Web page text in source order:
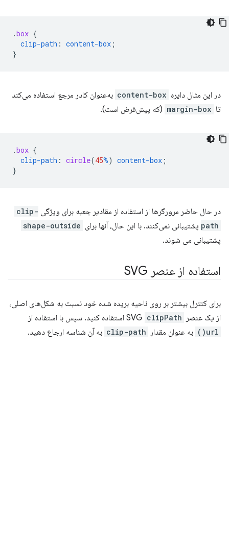
.box {
clip-path : content-box ;
}
در این مثال دایره content-box به‌عنوان کادر مرجع استفاده می‌کند
تا margin-box (که پیش‌فرض است).
.box {
clip-path : circle(45%) content-box ;
}
در حال حاضر مرورگرها از استفاده از مقادیر جعبه برای ویژگی clip-
path پشتیبانی نمی‌کنند. با این حال، آنها برای shape-outside
پشتیبانی می شوند.
استفاده از عنصر SVG
برای کنترل بیشتر بر روی ناحیه بریده شده خود نسبت به شکل‌های اصلی،
از یک عنصر SVG
clipPath استفاده کنید. سپس با استفاده از
url() به عنوان مقدار clip-path به آن شناسه ارجاع دهید.